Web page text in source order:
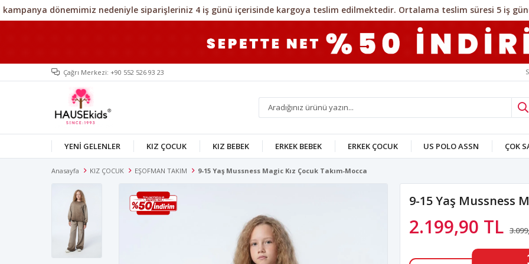
Çağrı Merkezi: +90 552 526 93 23
YENİ GELENLER KIZ ÇOCUK KIZ BEBEK ERKEK BEBEK ERKEK ÇOCUK US POLO ASSN ÇOK
Anasayfa KIZ ÇOCUK EŞOFMAN TAKIM 9-15 Yaş Mussness Magic Kız Çocuk Takım-Mocca
9-15 Yaş Mussness
2.199,90 TL